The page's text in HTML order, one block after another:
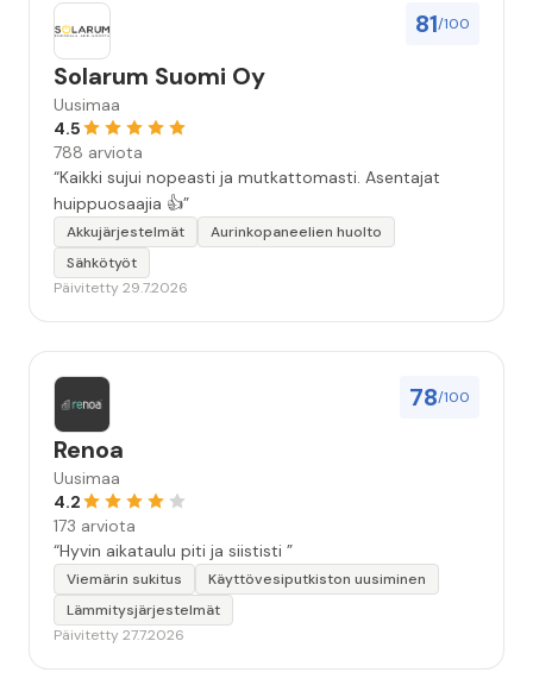
jarrurummut jarrukenkineen. Ja kotimatka alkoi
turvallisesti ja hyvillä mielin. Kiitoksia erinomaisen
hyvästä palvelusta hädissään tuskailleelle pohjoisen
matkailijalle😊”
81/100
Solarum Suomi Oy
Uusimaa
4.5
788 arviota
“Kaikki sujui nopeasti ja mutkattomasti. Asentajat
huippuosaajia 👍”
Akkujärjestelmät
Aurinkopaneelien huolto
Sähkötyöt
Päivitetty 29.7.2026
78/100
Renoa
Uusimaa
4.2
173 arviota
“Hyvin aikataulu piti ja siististi ”
Viemärin sukitus
Käyttövesiputkiston uusiminen
Lämmitysjärjestelmät
Päivitetty 27.7.2026